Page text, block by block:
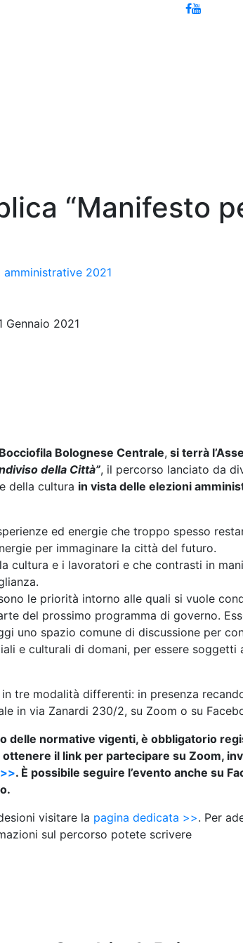
“Manifesto
amministrative 2021
Gennaio 2021
Bolognese Centrale, si terrà
della Città”, il percorso lanciato da
della cultura in vista delle elezioni
ed energie che troppo spesso
per immaginare la città del futuro.
cultura e i lavoratori e che contrasti in
le priorità intorno alle quali si vuole
del prossimo programma di governo.
uno spazio comune di discussione per
e culturali di domani, per essere soggetti
tre modalità differenti: in presenza
in via Zanardi 230/2, su Zoom o su
delle normative vigenti, è obbligatorio
ottenere il link per partecipare su Zoom,
. È possibile seguire l’evento anche su
visitare la pagina dedicata >>. Per
sul percorso potete scrivere